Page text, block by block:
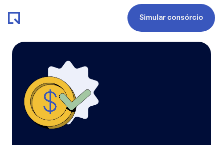
Simular consórcio